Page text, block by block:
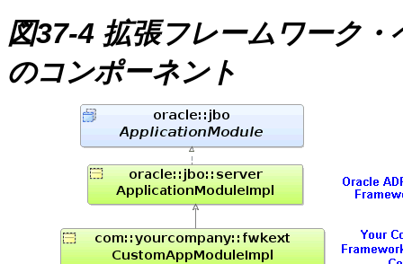
図37-4 拡張フレームワーク
のコンポーネント